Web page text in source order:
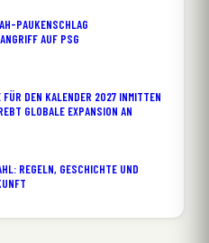
PAUKENSCHLAG
AUF PSG
DEN KALENDER 2027 INMITTEN
GLOBALE EXPANSION AN
REGELN, GESCHICHTE UND